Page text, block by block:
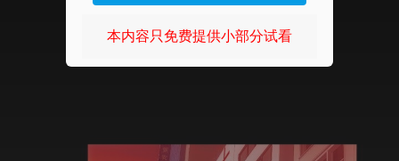
本内容只免费提供小部分试看